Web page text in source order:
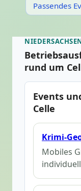
Passendes
rund um
Events
Celle
Krimi-
Mobiles